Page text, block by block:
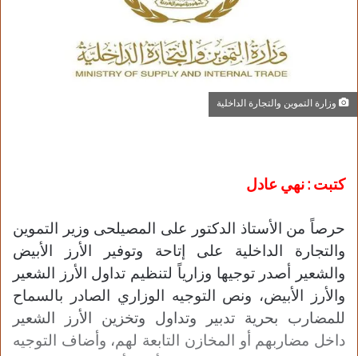
وزارة التموين والتجارة الداخلية
كتبت : نهي عادل
حرصاً من الأستاذ الدكتور على المصيلحى وزير التموين
والتجارة الداخلية على إتاحة وتوفير الأرز الأبيض
والشعير أصدر توجيها وزارياً لتنظيم تداول الأرز الشعير
والأرز الأبيض، ونص التوجيه الوزاري الصادر بالسماح
للمضارب بحرية تدبير وتداول وتخزين الأرز الشعير
داخل مضاربهم أو المخازن التابعة لهم، وأضاف التوجيه